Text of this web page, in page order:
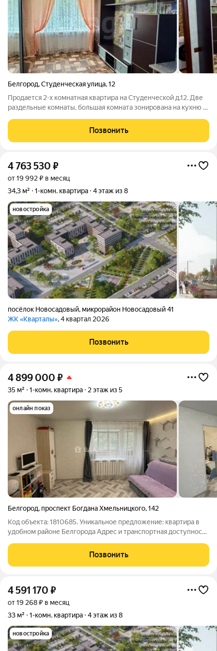
Белгород,Студенческая улица,12
Продается 2-х комнатная квартира на Студенческой д.12. Две
раздельные комнаты, большая комната зонирована на кухню и
сан.узел: в ванной установлена 1.5 м. ванная и умывальник.
Есть место под
Позвонить
4 763 530 ₽
от 19 992 ₽ в месяц
34,3 м²
1-комн. квартира 4 этаж из 8
новостройка
посёлок Новосадовый, микрорайон Новосадовый 41
ЖК «Кварталы», 4 квартал 2026
Позвонить
4 899 000 ₽
35 м² 1-комн. квартира 2 этаж из 5
онлайн показ
Белгород, проспект Богдана Хмельницкого,142
Код объекта: 1810685. Уникальное предложение: квартира в
удобном районе Белгорода Адрес и транспортная доступность
Кирпичная пятиэтажка 1969 года постройки с наземной
парковкой. Квартира
Позвонить
4 591 170 ₽
от 19 268 ₽ в месяц
33 м²
1-комн. квартира 4 этаж из 8
новостройка